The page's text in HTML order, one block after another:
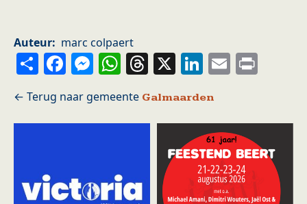
Auteur marc colpaert
ShareFacebook
Messenger
WhatsApp
Threads
X LinkedIn
Email
Galmaarden